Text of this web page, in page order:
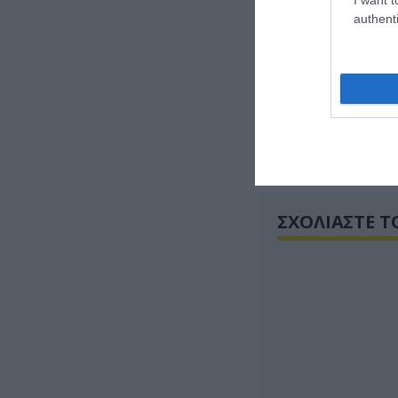
Η φωτογραφία
Αλεξάντερ
Μέχρι
αναγράφεται
Τμήμα
ΣΧΟΛΙΑΣΤΕ